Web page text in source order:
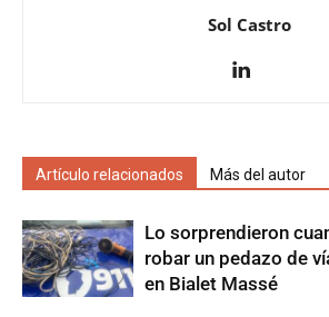
Sol Castro
Artículo relacionados Más del autor
Lo sorprendieron
robar un pedazo de
en Bialet Massé